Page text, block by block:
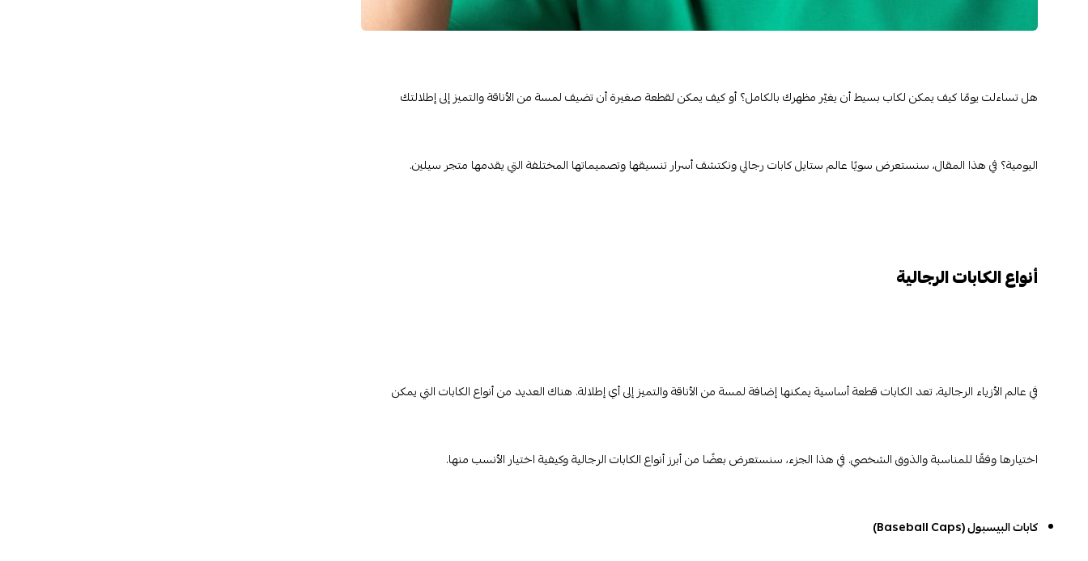
هل تساءلت يومًا كيف يمكن لكاب بسيط أن يغيّر مظهرك بالكامل؟ أو كيف يمكن لقطعة صغيرة أن تضيف لمسة من الأناقة والتميز إلى إطلالتك
اليومية؟ في هذا المقال، سنستعرض سويًا عالم ستايل كابات رجالي ونكتشف أسرار تنسيقها وتصميماتها المختلفة التي يقدمها متجر سيلين.
أنواع الكابات الرجالية
في عالم الأزياء الرجالية، تعد الكابات قطعة أساسية يمكنها إضافة لمسة من الأناقة والتميز إلى أي إطلالة. هناك العديد من أنواع الكابات التي يمكن
اختيارها وفقًا للمناسبة والذوق الشخصي. في هذا الجزء، سنستعرض بعضًا من أبرز أنواع الكابات الرجالية وكيفية اختيار الأنسب منها.
كابات البيسبول (Baseball Caps)